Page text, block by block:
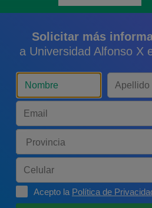
Solicitar más
a Universidad Alfonso X
Acepto la Política de